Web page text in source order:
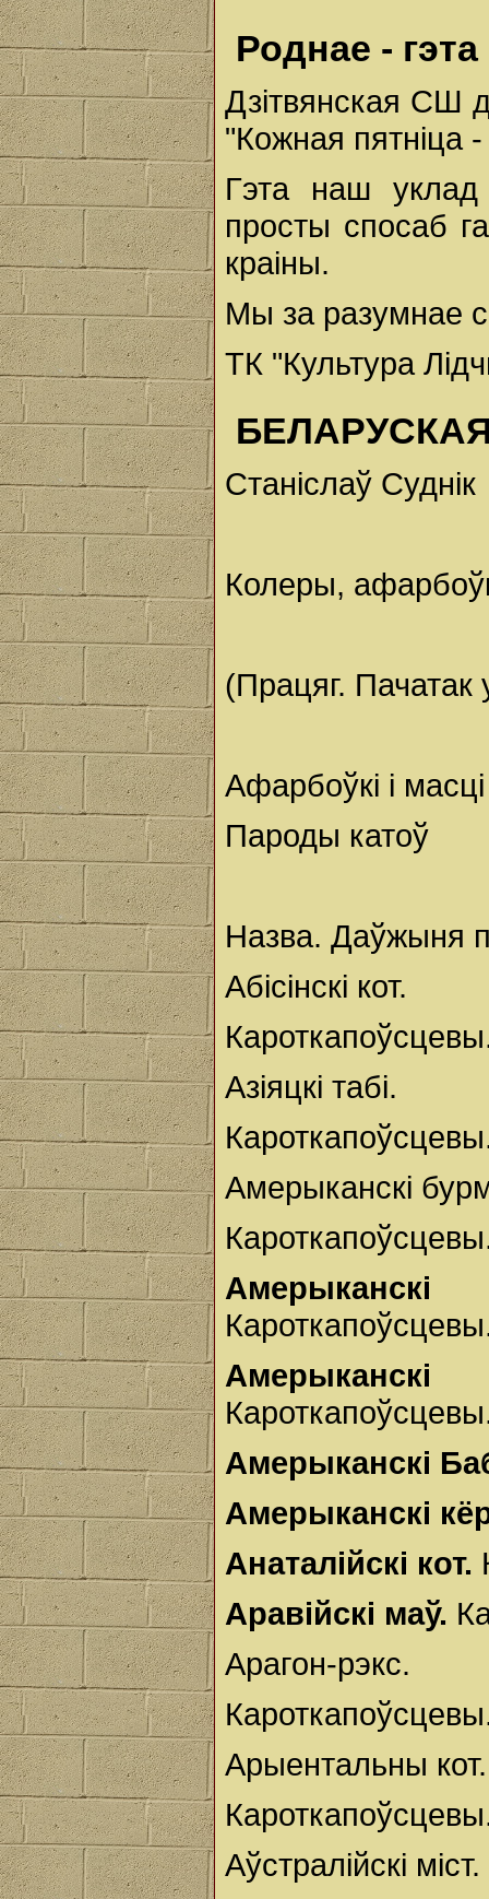
Роднае -
Дзітвянская СШ
"Кожная пятніца
Гэта наш уклад
просты спосаб
краіны.
Мы за разумнае
ТК "Культура
Станіслаў Суднік
Колеры,
(Працяг. Пачатак
Афарбоўкі і
Пароды катоў
Назва. Даўжыня
Абісінскі кот.
Азіяцкі табі.
Амерыканскі
Амерыканскі
Амерыканскі
Анаталійскі кот.
Аравійскі маў.
Арагон-рэкс.
Арыентальны кот.
Аўстралійскі міст.